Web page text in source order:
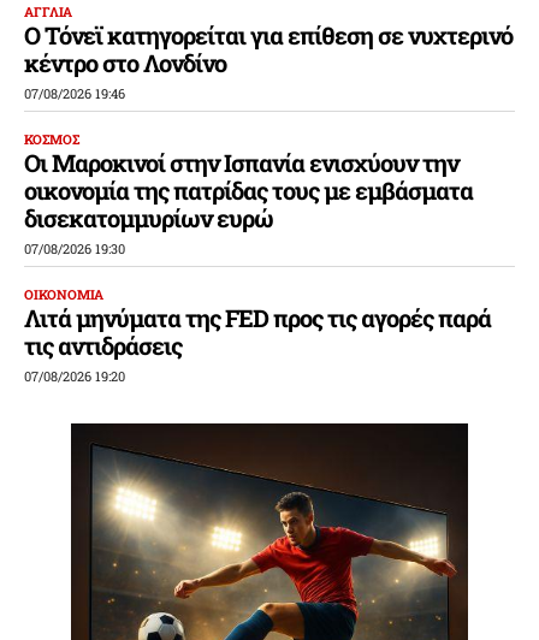
ΑΓΓΛΙΑ
Ο Τόνεϊ κατηγορείται για επίθεση σε νυχτερινό
κέντρο στο Λονδίνο
07/08/2026 19:46
ΚΟΣΜΟΣ
Οι Μαροκινοί στην Ισπανία ενισχύουν την
οικονομία της πατρίδας τους με εμβάσματα
δισεκατομμυρίων ευρώ
07/08/2026 19:30
ΟΙΚΟΝΟΜΙΑ
Λιτά μηνύματα της FED προς τις αγορές παρά
τις αντιδράσεις
07/08/2026 19:20